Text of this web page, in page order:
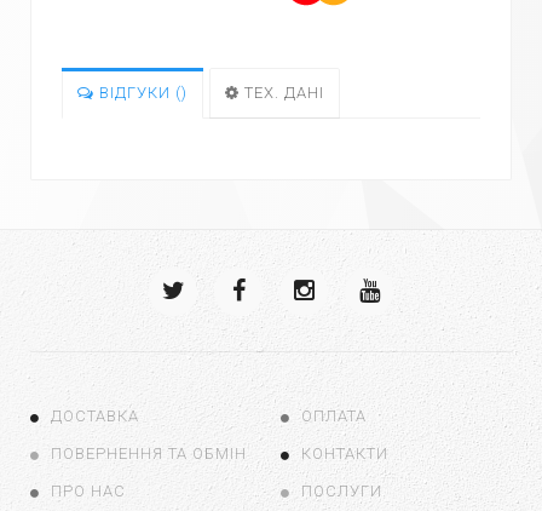
ВІДГУКИ () ТЕХ. ДАНІ
ДОСТАВКА ОПЛАТА
ПОВЕРНЕННЯ ТА ОБМІН КОНТАКТИ
ПРО НАС ПОСЛУГИ